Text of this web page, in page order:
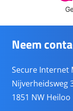
Neem
Secure Internet
Nijverheidsweg
1851 NW Heiloo